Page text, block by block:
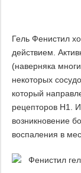
Гель Фенистил
действием.
(наверняка
некоторых
который
рецепторов Н1.
возникновение
воспаления в